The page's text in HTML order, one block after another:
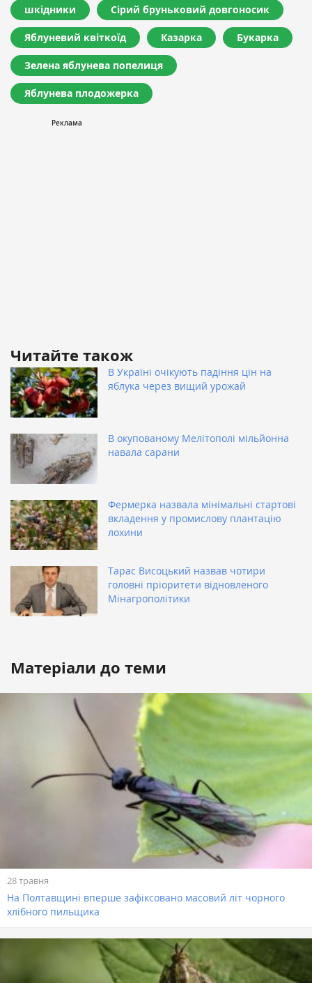
шкідники Сірий бруньковий довгоносик
Яблуневий квіткоїд Казарка Букарка
Зелена яблунева попелиця
Яблунева плодожерка
Читайте також
В Україні очікують падіння цін на
яблука через вищий урожай
В окупованому Мелітополі мільйонна
навала сарани
Фермерка назвала мінімальні стартові
вкладення у промислову плантацію
лохини
Тарас Висоцький назвав чотири
головні пріоритети відновленого
Мінагрополітики
Матеріали до теми
28 травня
На Полтавщині вперше зафіксовано масовий літ чорного
хлібного пильщика